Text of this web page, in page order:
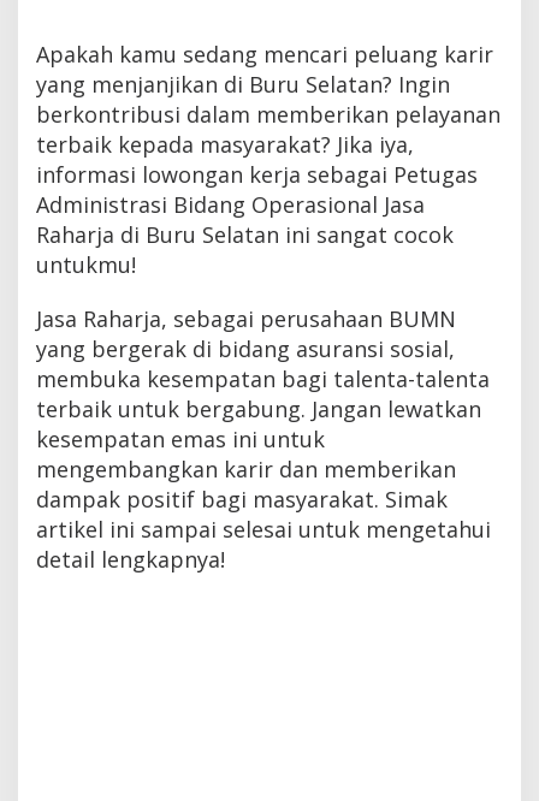
Apakah kamu sedang mencari peluang karir
yang menjanjikan di Buru Selatan? Ingin
berkontribusi dalam memberikan pelayanan
terbaik kepada masyarakat? Jika iya,
informasi lowongan kerja sebagai Petugas
Administrasi Bidang Operasional Jasa
Raharja di Buru Selatan ini sangat cocok
untukmu!
Jasa Raharja, sebagai perusahaan BUMN
yang bergerak di bidang asuransi sosial,
membuka kesempatan bagi talenta-talenta
terbaik untuk bergabung. Jangan lewatkan
kesempatan emas ini untuk
mengembangkan karir dan memberikan
dampak positif bagi masyarakat. Simak
artikel ini sampai selesai untuk mengetahui
detail lengkapnya!